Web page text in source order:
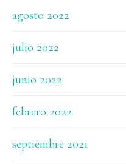
agosto 2022
julio 2022
junio 2022
febrero 2022
septiembre 2021